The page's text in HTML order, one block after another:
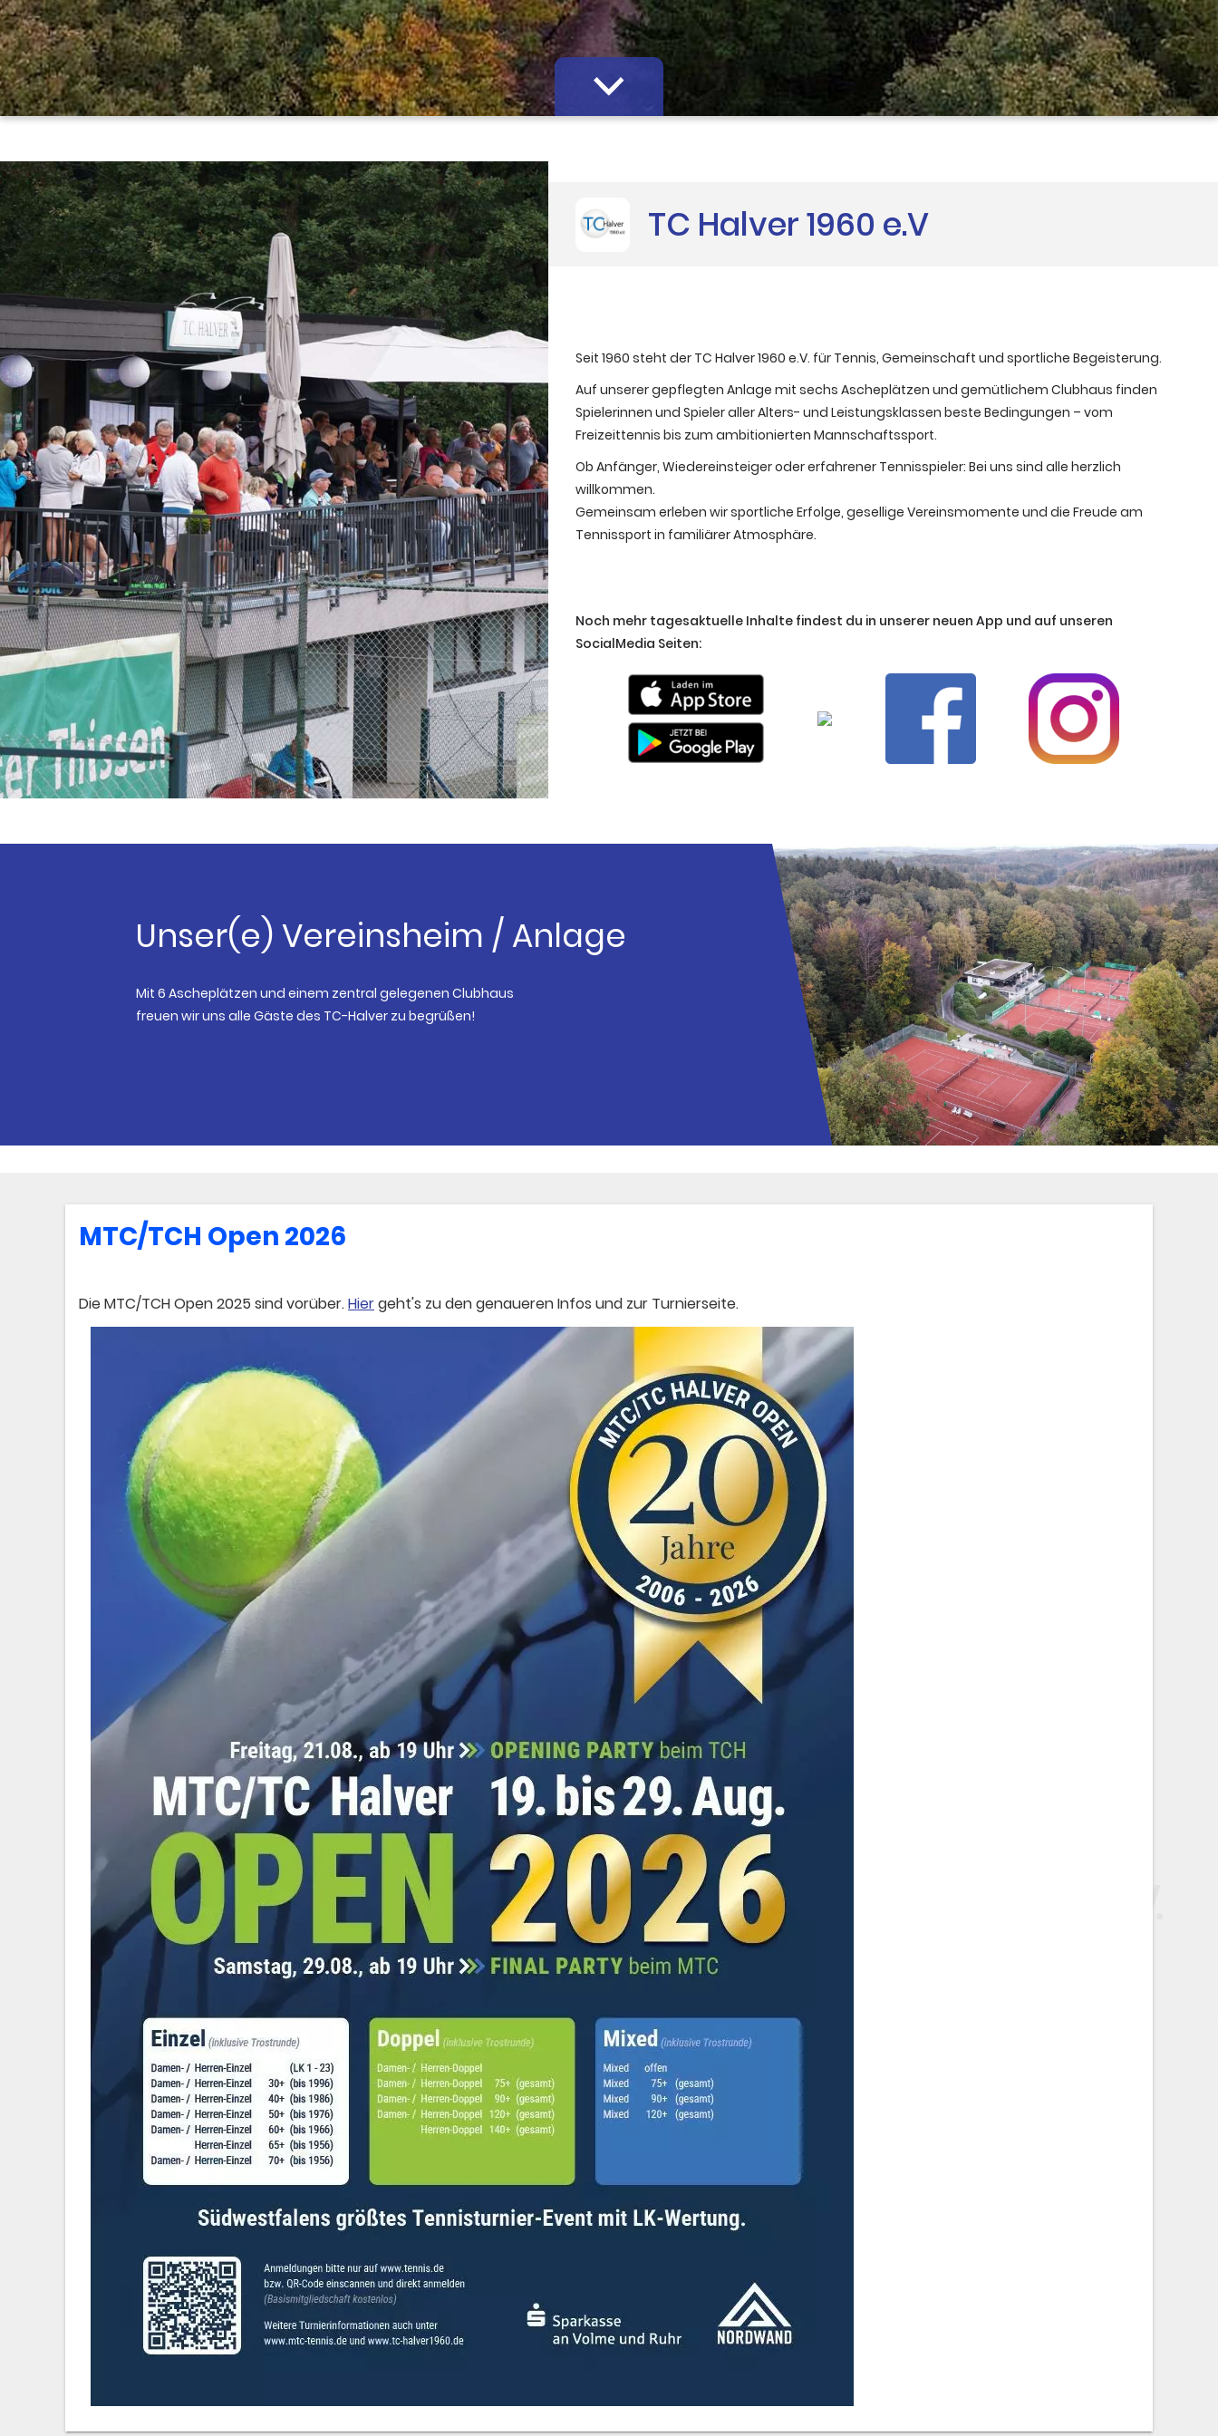
TC Halver 1960 e.V
Seit 1960 steht der TC Halver 1960 e.V. für Tennis, Gemeinschaft und sportliche Begeisterung.
Auf unserer gepflegten Anlage mit sechs Ascheplätzen und gemütlichem Clubhaus finden
Spielerinnen und Spieler aller Alters- und Leistungsklassen beste Bedingungen – vom
Freizeittennis bis zum ambitionierten Mannschaftssport.
Ob Anfänger, Wiedereinsteiger oder erfahrener Tennisspieler: Bei uns sind alle herzlich
willkommen.
Gemeinsam erleben wir sportliche Erfolge, gesellige Vereinsmomente und die Freude am
Tennissport in familiärer Atmosphäre.
Noch mehr tagesaktuelle Inhalte findest du in unserer neuen App und auf unseren
SocialMedia Seiten:
Unser(e) Vereinsheim / Anlage
Mit 6 Ascheplätzen und einem zentral gelegenen Clubhaus
freuen wir uns alle Gäste des TC-Halver zu begrüßen!
MTC/TCH Open 2026
Die MTC/TCH Open 2025 sind vorüber.Hiergeht's zu den genaueren Infos und zur Turnierseite.